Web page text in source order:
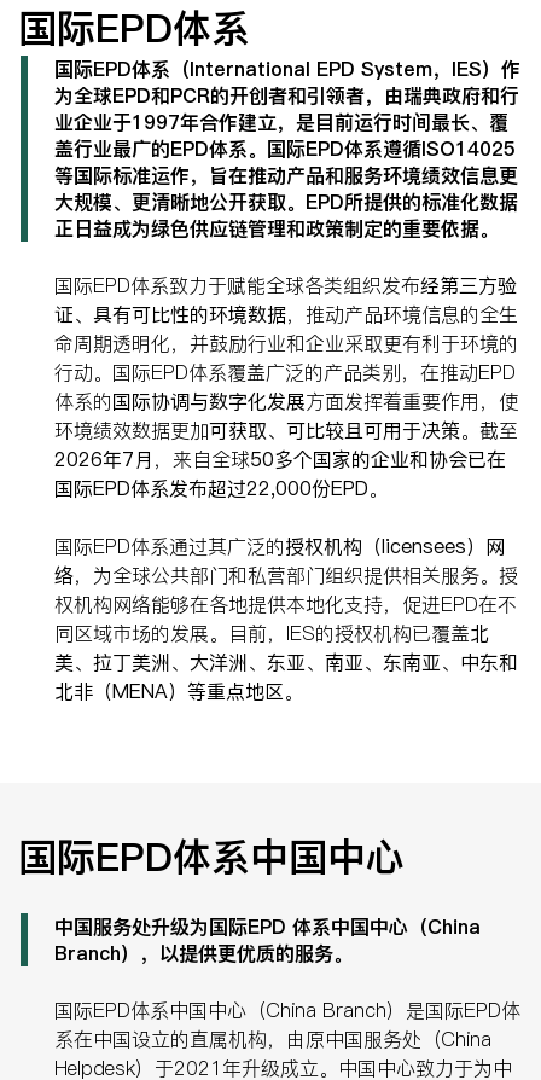
国际EPD体系
国际EPD体系（International EPD System，IES）作
为全球EPD和PCR的开创者和引领者，由瑞典政府和行
业企业于1997年合作建立，是目前运行时间最长、覆
盖行业最广的EPD体系。国际EPD体系遵循ISO14025
等国际标准运作，旨在推动产品和服务环境绩效信息更
大规模、更清晰地公开获取。EPD所提供的标准化数据
正日益成为绿色供应链管理和政策制定的重要依据。
国际EPD体系致力于赋能全球各类组织发布经第三方验
证、具有可比性的环境数据，推动产品环境信息的全生
命周期透明化，并鼓励行业和企业采取更有利于环境的
行动。国际EPD体系覆盖广泛的产品类别，在推动EPD
体系的国际协调与数字化发展方面发挥着重要作用，使
环境绩效数据更加可获取、可比较且可用于决策。截至
2026年7月 ，来自全球50多个国家的企业和协会已在
国际EPD体系发布超过22,000份EPD。
国际EPD体系通过其广泛的授权机构（licensees）网
络，为全球公共部门和私营部门组织提供相关服务。授
权机构网络能够在各地提供本地化支持，促进EPD在不
同区域市场的发展。目前，IES的授权机构已覆盖北
美、拉丁美洲、大洋洲、东亚、南亚、东南亚、中东和
北非（MENA）等重点地区。
国际EPD体系中国中心
中国服务处升级为国际EPD 体系中国中心（China
Branch），以提供更优质的服务。
国际EPD体系中国中心（China Branch）是国际EPD体
系在中国设立的直属机构，由原中国服务处（China
Helpdesk）于2021年升级成立。中国中心致力于为中